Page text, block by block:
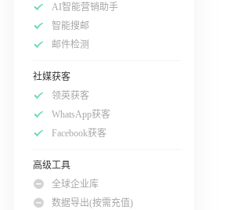
AI智能营销助手
智能搜邮
邮件检测
社媒获客
领英获客
WhatsApp获客
Facebook获客
高级工具
全球企业库
数据导出(按需充值)